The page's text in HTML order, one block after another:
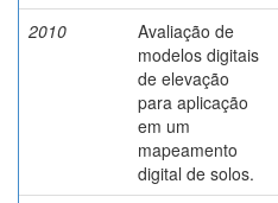
2010
Avaliação de
modelos digitais
de elevação
para aplicação
em um
mapeamento
digital de solos.